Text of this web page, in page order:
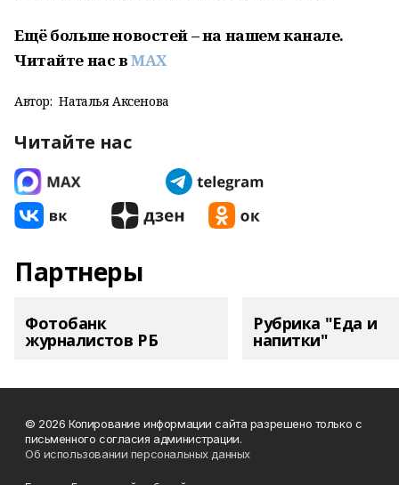
Ещё больше новостей – на нашем канале.
Читайте насвMAX
Автор: Наталья Аксенова
Читайте нас
Партнеры
Фотобанк
журналистов РБ
Рубрика "Еда и
напитки"
© 2026 Копирование информации сайта разрешено только с
письменного согласия администрации.
Об использовании персональных данных